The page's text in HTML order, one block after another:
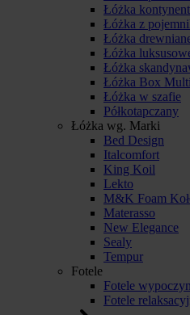
Łóżka
Łóżka z
Łóżka
Łóżka
Łóżka
Łóżka Box
Łóżka w szafie
Półkotapczany
Łóżka wg. Marki
Bed Design
Italcomfort
King Koil
Lekto
M&K Foam
Materasso
New Elegance
Sealy
Tempur
Fotele
Fotele
Fotele